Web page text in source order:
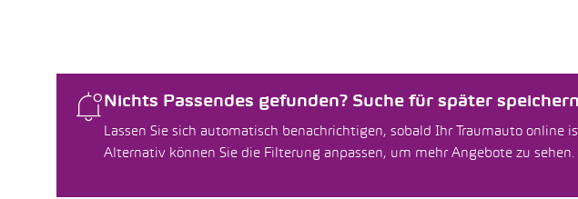
Nichts Passendes gefunden? Suche für später
Lassen Sie sich automatisch benachrichtigen, sobald Ihr Traumauto online
Alternativ können Sie die Filterung anpassen, um mehr Angebote zu sehen.